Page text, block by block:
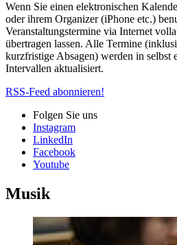
Wenn Sie einen elektronischen
oder ihrem Organizer (iPhone etc.)
Veranstaltungstermine via Internet
übertragen lassen. Alle Termine
kurzfristige Absagen) werden in selbst
Intervallen aktualisiert.
RSS-Feed abonnieren!
Folgen Sie uns
Instagram
LinkedIn
Facebook
Youtube
Musik